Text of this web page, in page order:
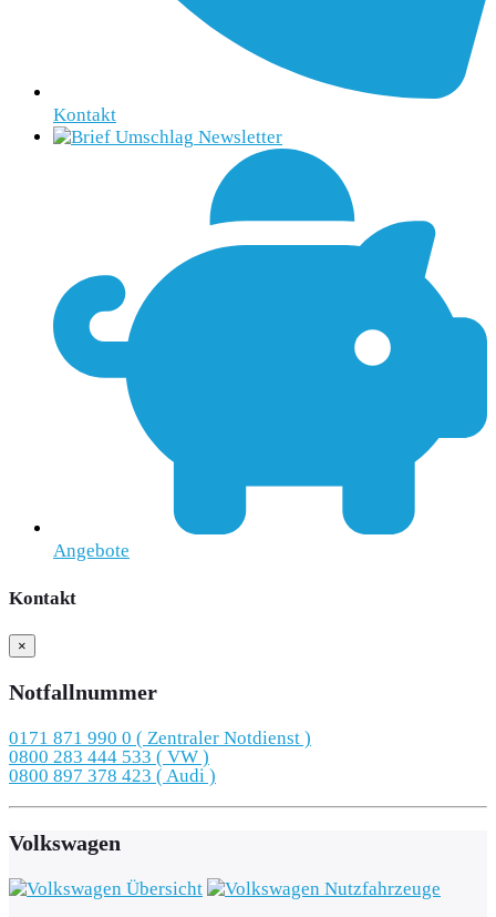
Kontakt
Newsletter
Angebote
Kontakt
×
Notfallnummer
0171 871 990 0 ( Zentraler Notdienst )
0800 283 444 533 ( VW )
0800 897 378 423 ( Audi )
Volkswagen